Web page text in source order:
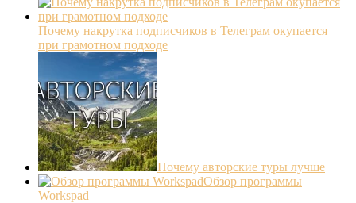
Почему накрутка подписчиков в Телеграм окупается
при грамотном подходе
Почему авторские туры лучше
Обзор программы
Workspad